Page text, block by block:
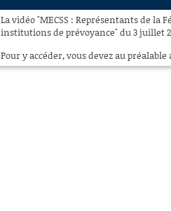
La vidéo "MECSS : Représentants de
institutions de prévoyance" du 3 juillet
Pour y accéder, vous devez au